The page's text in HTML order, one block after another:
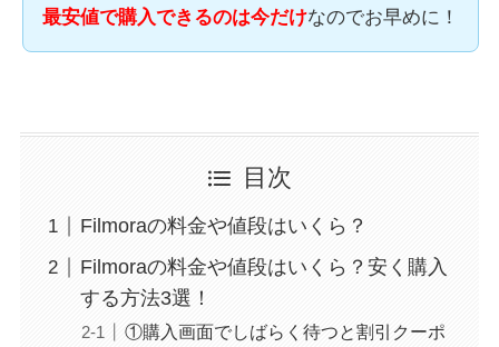
最安値で購入できるのは今だけなのでお早めに！
目次
Filmoraの料金や値段はいくら？
Filmoraの料金や値段はいくら？安く購入
する方法3選！
①購入画面でしばらく待つと割引クーポ